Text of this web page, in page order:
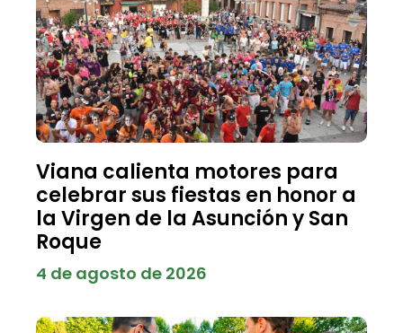
Viana calienta motores para
celebrar sus fiestas en honor a
la Virgen de la Asunción y San
Roque
4 de agosto de 2026